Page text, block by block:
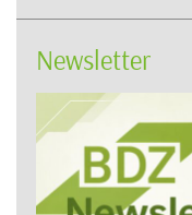
Newsletter